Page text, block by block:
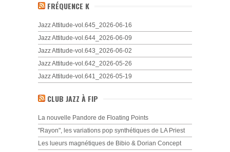
FRÉQUENCE K
Jazz Attitude-vol.645_2026-06-16
Jazz Attitude-vol.644_2026-06-09
Jazz Attitude-vol.643_2026-06-02
Jazz Attitude-vol.642_2026-05-26
Jazz Attitude-vol.641_2026-05-19
CLUB JAZZ À FIP
La nouvelle Pandore de Floating Points
"Rayon", les variations pop synthétiques de LA Priest
Les lueurs magnétiques de Bibio & Dorian Concept